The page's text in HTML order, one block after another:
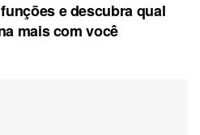
e descubra qual
mais com você